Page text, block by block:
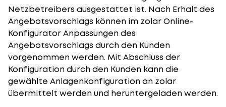
Netzbetreibers ausgestattet ist. Nach Erhalt des
Angebotsvorschlags können im zolar Online-
Konfigurator Anpassungen des
Angebotsvorschlags durch den Kunden
vorgenommen werden. Mit Abschluss der
Konfiguration durch den Kunden kann die
gewählte Anlagenkonfiguration an zolar
übermittelt werden und heruntergeladen werden.